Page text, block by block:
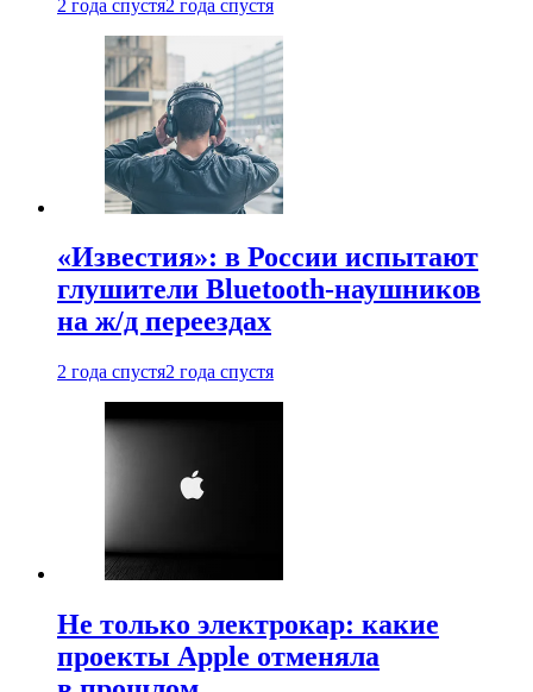
2 года спустя2 года спустя
«Известия»: в России испытают
глушители Bluetooth-наушников
на ж/д переездах
2 года спустя2 года спустя
Не только электрокар: какие
проекты Apple отменяла